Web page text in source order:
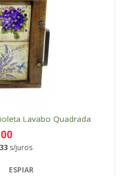
Lavabo Quadrada
s/juros
ESPIAR